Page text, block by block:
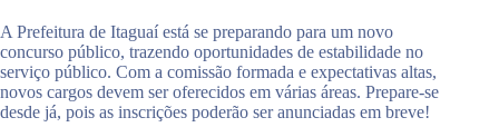
A Prefeitura de Itaguaí está se preparando para um novo
concurso público, trazendo oportunidades de estabilidade no
serviço público. Com a comissão formada e expectativas altas,
novos cargos devem ser oferecidos em várias áreas. Prepare-se
desde já, pois as inscrições poderão ser anunciadas em breve!